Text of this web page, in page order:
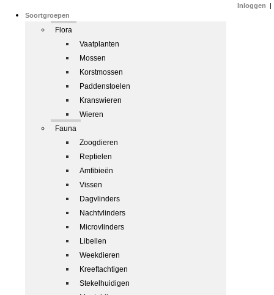
Soortgroepen
Flora
Vaatplanten
Mossen
Korstmossen
Paddenstoelen
Kranswieren
Wieren
Fauna
Zoogdieren
Reptielen
Amfibieën
Vissen
Dagvlinders
Nachtvlinders
Microvlinders
Libellen
Weekdieren
Kreeftachtigen
Stekelhuidigen
Inloggen |